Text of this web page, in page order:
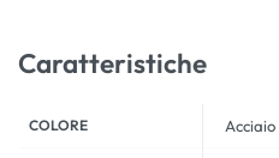
Caratteristiche
COLORE